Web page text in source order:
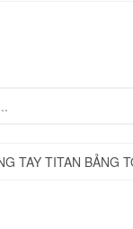
TAY TITAN BẢNG